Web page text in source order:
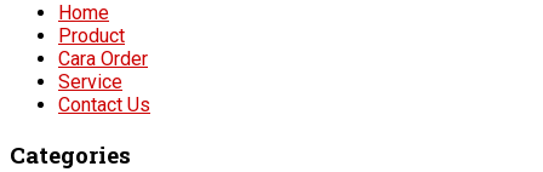
Home
Product
Cara Order
Service
Contact Us
Categories